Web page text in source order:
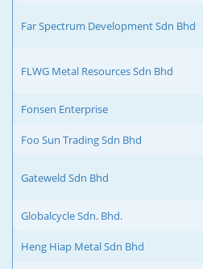
Far Spectrum Development Sdn Bhd
FLWG Metal Resources Sdn Bhd
Fonsen Enterprise
Foo Sun Trading Sdn Bhd
Gateweld Sdn Bhd
Globalcycle Sdn. Bhd.
Heng Hiap Metal Sdn Bhd